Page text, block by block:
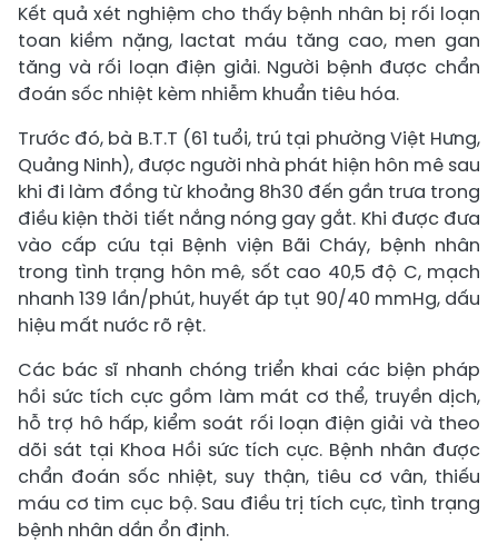
Kết quả xét nghiệm cho thấy bệnh nhân bị rối loạn
toan kiềm nặng, lactat máu tăng cao, men gan
tăng và rối loạn điện giải. Người bệnh được chẩn
đoán sốc nhiệt kèm nhiễm khuẩn tiêu hóa.
Trước đó, bà B.T.T (61 tuổi, trú tại phường Việt Hưng,
Quảng Ninh), được người nhà phát hiện hôn mê sau
khi đi làm đồng từ khoảng 8h30 đến gần trưa trong
điều kiện thời tiết nắng nóng gay gắt. Khi được đưa
vào cấp cứu tại Bệnh viện Bãi Cháy, bệnh nhân
trong tình trạng hôn mê, sốt cao 40,5 độ C, mạch
nhanh 139 lần/phút, huyết áp tụt 90/40 mmHg, dấu
hiệu mất nước rõ rệt.
Các bác sĩ nhanh chóng triển khai các biện pháp
hồi sức tích cực gồm làm mát cơ thể, truyền dịch,
hỗ trợ hô hấp, kiểm soát rối loạn điện giải và theo
dõi sát tại Khoa Hồi sức tích cực. Bệnh nhân được
chẩn đoán sốc nhiệt, suy thận, tiêu cơ vân, thiếu
máu cơ tim cục bộ. Sau điều trị tích cực, tình trạng
bệnh nhân dần ổn định.